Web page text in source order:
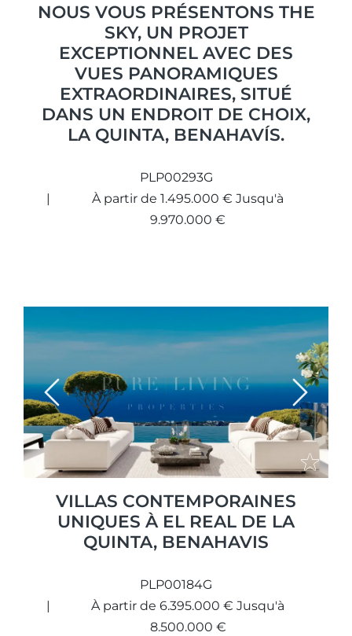
NOUS VOUS PRÉSENTONS THE
SKY, UN PROJET
EXCEPTIONNEL AVEC DES
VUES PANORAMIQUES
EXTRAORDINAIRES, SITUÉ
DANS UN ENDROIT DE CHOIX,
LA QUINTA, BENAHAVÍS.
PLP00293G
À partir de 1.495.000 € Jusqu'à
9.970.000 €
Previous Next
VILLAS CONTEMPORAINES
UNIQUES À EL REAL DE LA
QUINTA, BENAHAVIS
PLP00184G
À partir de 6.395.000 € Jusqu'à
8.500.000 €